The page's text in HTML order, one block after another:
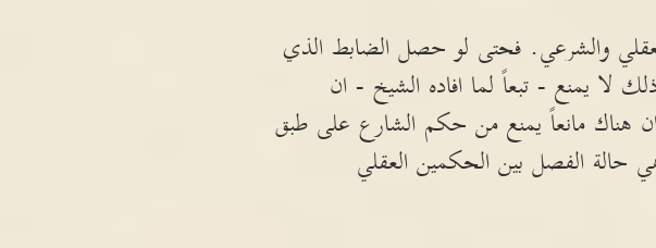
والشرعي. فحتى لو حصل الضابط الذي
لا يمنع - تبعاً لما افاده الشيخ - ان
هناك مانعاً يمنع من حكم الشارع على طبق
حالة الفصل بين الحكمين العقلي